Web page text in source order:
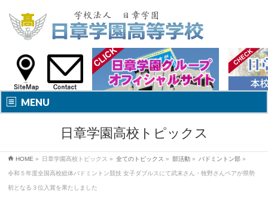
MENU
日章学園高校トピックス
HOME » 日章学園高校トピックス » 全てのトピックス » 部活動 » バドミントン部 »
令和５年度全国高校総体バドミントン競技 女子ダブルスにて武末さん・牧野さんペアが県勢
初となる３位入賞を果たしました